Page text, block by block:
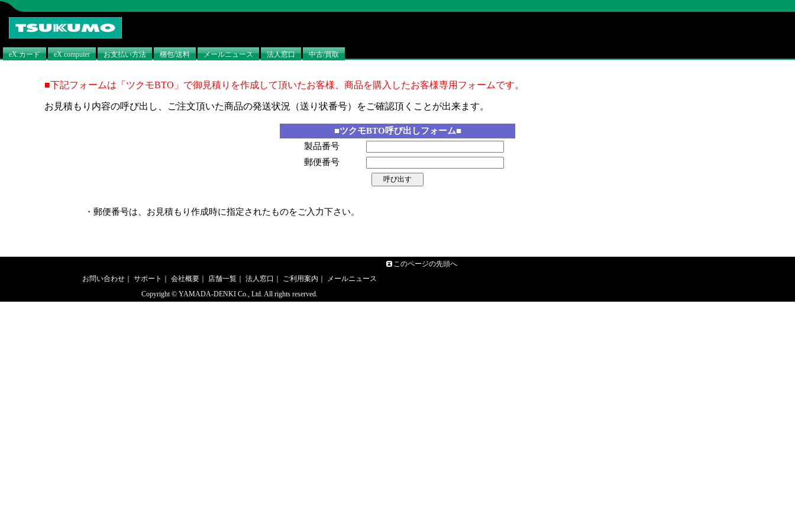
eX.カード eX.computer お支払い方法 梱包/送料 メールニュース 法人窓口 中古/買取
■下記フォームは「ツクモBTO」で御見積りを作成して頂いたお客様、商品を購入したお客様専用フォームです。
お見積もり内容の呼び出し、ご注文頂いた商品の発送状況（送り状番号）をご確認頂くことが出来ます。
■ツクモBTO呼び出しフォーム■
製品番号
郵便番号
・郵便番号は、お見積もり作成時に指定されたものをご入力下さい。
このページの先頭へ
お問い合わせ｜ サポート 会社概要｜ 店舗一覧｜ 法人窓口 ご利用案内
メールニュース
Copyright © YAMADA-DENKI Co., Ltd. All rights reserved.